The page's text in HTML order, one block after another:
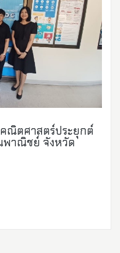
ณิตศาสตร์ประยุกต์
พาณิชย์ จังหวัด